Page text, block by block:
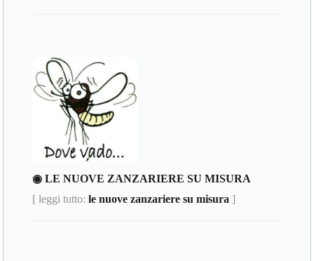
◉ LE NUOVE ZANZARIERE SU MISURA
[ leggi tutto:le nuove zanzariere su misura ]